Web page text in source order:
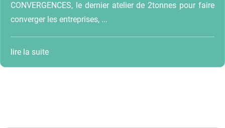
CONVERGENCES, le dernier atelier de 2tonnes pour faire
converger les entreprises, ...
lire la suite